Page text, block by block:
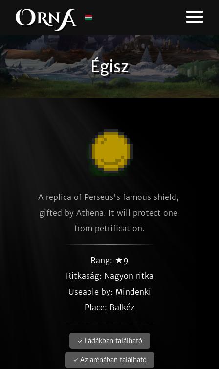
Égisz
A replica of Perseus's famous shield,
gifted by Athena. It will protect one
from petrification.
Rang: ★9
Ritkaság: Nagyon ritka
Useable by: Mindenki
Place: Balkéz
✓ Ládákban található
✓ Az arénában található